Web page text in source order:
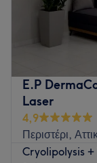
Το Family
ακριβώς αυτό
και την ένταση
υπηρεσίες
μεγάλη
υπηρεσίες
μέσα σε ένα
Αφέσου στα
E.P
Laser
4,9
Περιστέρι,
Cryolipolysis